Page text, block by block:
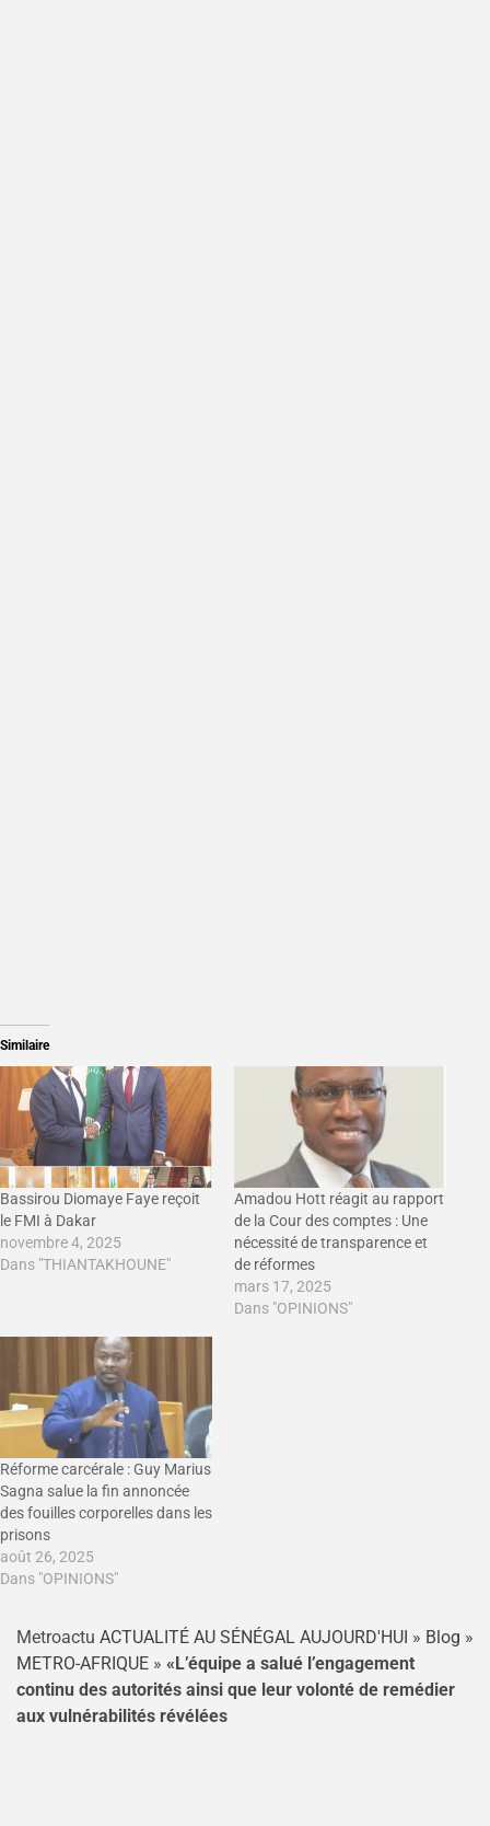
Similaire
Bassirou Diomaye Faye reçoit
le FMI à Dakar
novembre 4, 2025
Dans "THIANTAKHOUNE"
Amadou Hott réagit au rapport
de la Cour des comptes : Une
nécessité de transparence et
de réformes
mars 17, 2025
Dans "OPINIONS"
Réforme carcérale : Guy Marius
Sagna salue la fin annoncée
des fouilles corporelles dans les
prisons
août 26, 2025
Dans "OPINIONS"
Metroactu ACTUALITÉ AU SÉNÉGAL AUJOURD'HUI » Blog »
METRO-AFRIQUE » «L’équipe a salué l’engagement
continu des autorités ainsi que leur volonté de remédier
aux vulnérabilités révélées